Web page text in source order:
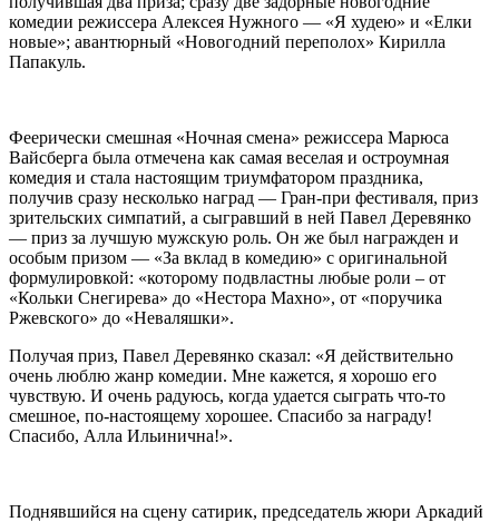
комедии режиссера Алексея Нужного — «Я худею» и «Елки
новые»; авантюрный «Новогодний переполох» Кирилла
Папакуль.
Феерически смешная «Ночная смена» режиссера Марюса
Вайсберга была отмечена как самая веселая и остроумная
комедия и стала настоящим триумфатором праздника,
получив сразу несколько наград — Гран-при фестиваля, приз
зрительских симпатий, а сыгравший в ней Павел Деревянко
— приз за лучшую мужскую роль. Он же был награжден и
особым призом — «За вклад в комедию» с оригинальной
формулировкой: «которому подвластны любые роли – от
«Кольки Снегирева» до «Нестора Махно», от «поручика
Ржевского» до «Неваляшки».
Получая приз, Павел Деревянко сказал: «Я действительно
очень люблю жанр комедии. Мне кажется, я хорошо его
чувствую. И очень радуюсь, когда удается сыграть что-то
смешное, по-настоящему хорошее. Спасибо за награду!
Спасибо, Алла Ильинична!».
Поднявшийся на сцену сатирик, председатель жюри Аркадий